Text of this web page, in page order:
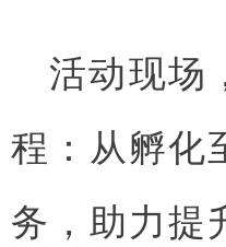
活动现场
程：从孵化
务，助力提